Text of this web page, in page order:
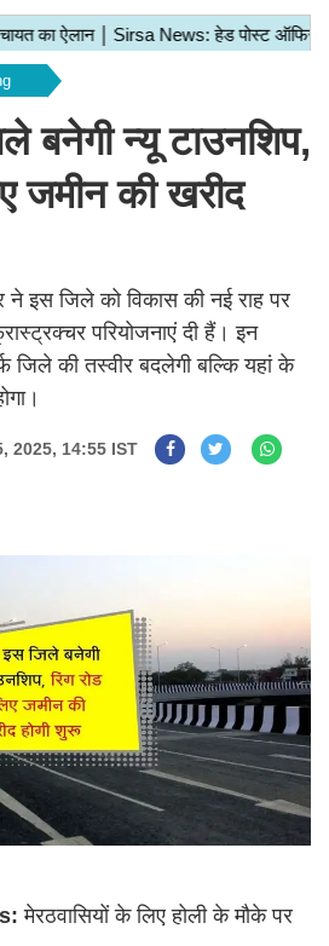
बनेगी न्यू टाउनशिप,
जमीन की खरीद
ने इस जिले को विकास की नई राह पर
परियोजनाएं दी हैं। इन
की तस्वीर बदलेगी बल्कि यहां के
2025, 14:55 IST
मेरठवासियों के लिए होली के मौके पर